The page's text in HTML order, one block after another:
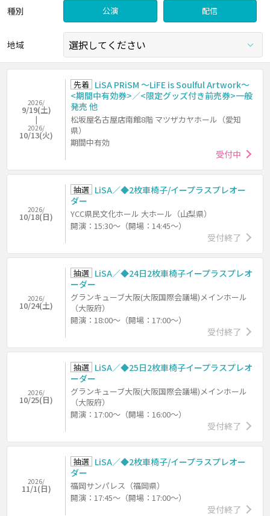
種別 公演 配信
地域
2026/
9/19(土)
2026/
10/13(火)
先着 LiSA PRiSM ～LiFE is Soulful Artwork～
<期間中有効券>／<限定グッズ付き前売券>一般
発売 他
松坂屋名古屋店南館8階 マツザカヤホール（愛知
県）
期間中有効
受付中
2026/
10/18(日)
抽選 LiSA／◆2枚車椅子/イープラスプレオー
ダー
YCC県民文化ホール 大ホール（山梨県）
開演：15:30～（開場：14:45～）
受付終了
2026/
10/24(土)
抽選 LiSA／◆24日2枚車椅子イープラスプレオ
ーダー
グランキューブ大阪(大阪国際会議場)メインホール
（大阪府）
開演：18:00～（開場：17:00～）
受付終了
2026/
10/25(日)
抽選 LiSA／◆25日2枚車椅子イープラスプレオ
ーダー
グランキューブ大阪(大阪国際会議場)メインホール
（大阪府）
開演：17:00～（開場：16:00～）
受付終了
2026/
11/1(日)
抽選 LiSA／◆2枚車椅子/イープラスプレオー
ダー
福岡サンパレス（福岡県）
開演：17:45～（開場：17:00～）
受付終了